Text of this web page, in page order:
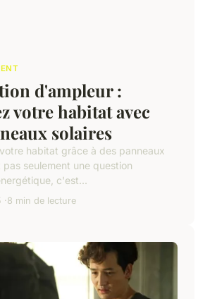
d'ampleur :
votre habitat avec
solaires
habitat grâce à des panneaux
pas seulement une question
c'est...
8 min de lecture